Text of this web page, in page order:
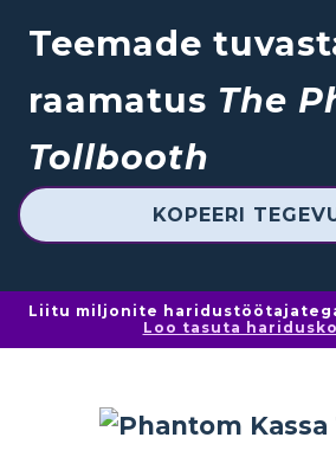
Teemade
raamatus The
Tollbooth
KOPEERI
Liitu miljonite
Loo tasuta